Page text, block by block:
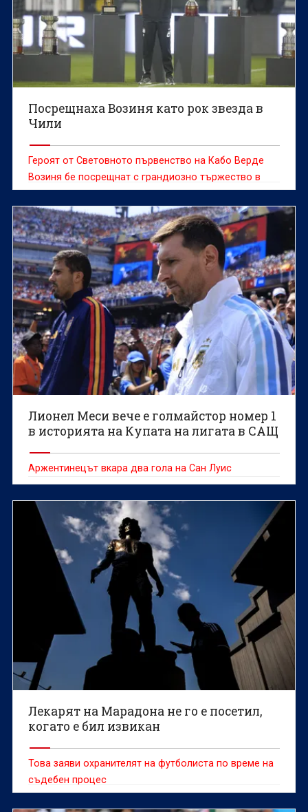
Посрещнаха Возиня като рок звезда в
Чили
Героят от Световното първенство на Кабо Верде
Возиня бе посрещнат с грандиозно тържество в
сряда, след като се присъедини към чилийския
гранд Коло Коло, предаде ДПА.
Лионел Меси вече е голмайстор номер 1
в историята на Купата на лигата в САЩ
Аржентинецът вкара два гола на Сан Луис
Лекарят на Марадона не го е посетил,
когато е бил извикан
Това заяви охранителят на футболиста по време на
съдебен процес